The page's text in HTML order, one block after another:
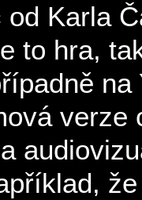
od Karla
to hra,
na
verze